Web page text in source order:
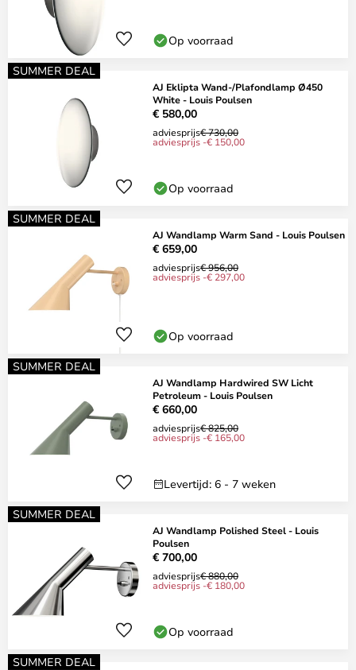
Op voorraad
SUMMER DEAL
AJ Eklipta Wand-/Plafondlamp Ø450
White - Louis Poulsen
€ 580,00
adviesprijs€ 730,00
adviesprijs -€ 150,00
Op voorraad
SUMMER DEAL
AJ Wandlamp Warm Sand - Louis Poulsen
€ 659,00
adviesprijs€ 956,00
adviesprijs -€ 297,00
Op voorraad
SUMMER DEAL
AJ Wandlamp Hardwired SW Licht
Petroleum - Louis Poulsen
€ 660,00
adviesprijs€ 825,00
adviesprijs -€ 165,00
Levertijd: 6 - 7 weken
SUMMER DEAL
AJ Wandlamp Polished Steel - Louis
Poulsen
€ 700,00
adviesprijs€ 880,00
adviesprijs -€ 180,00
Op voorraad
SUMMER DEAL